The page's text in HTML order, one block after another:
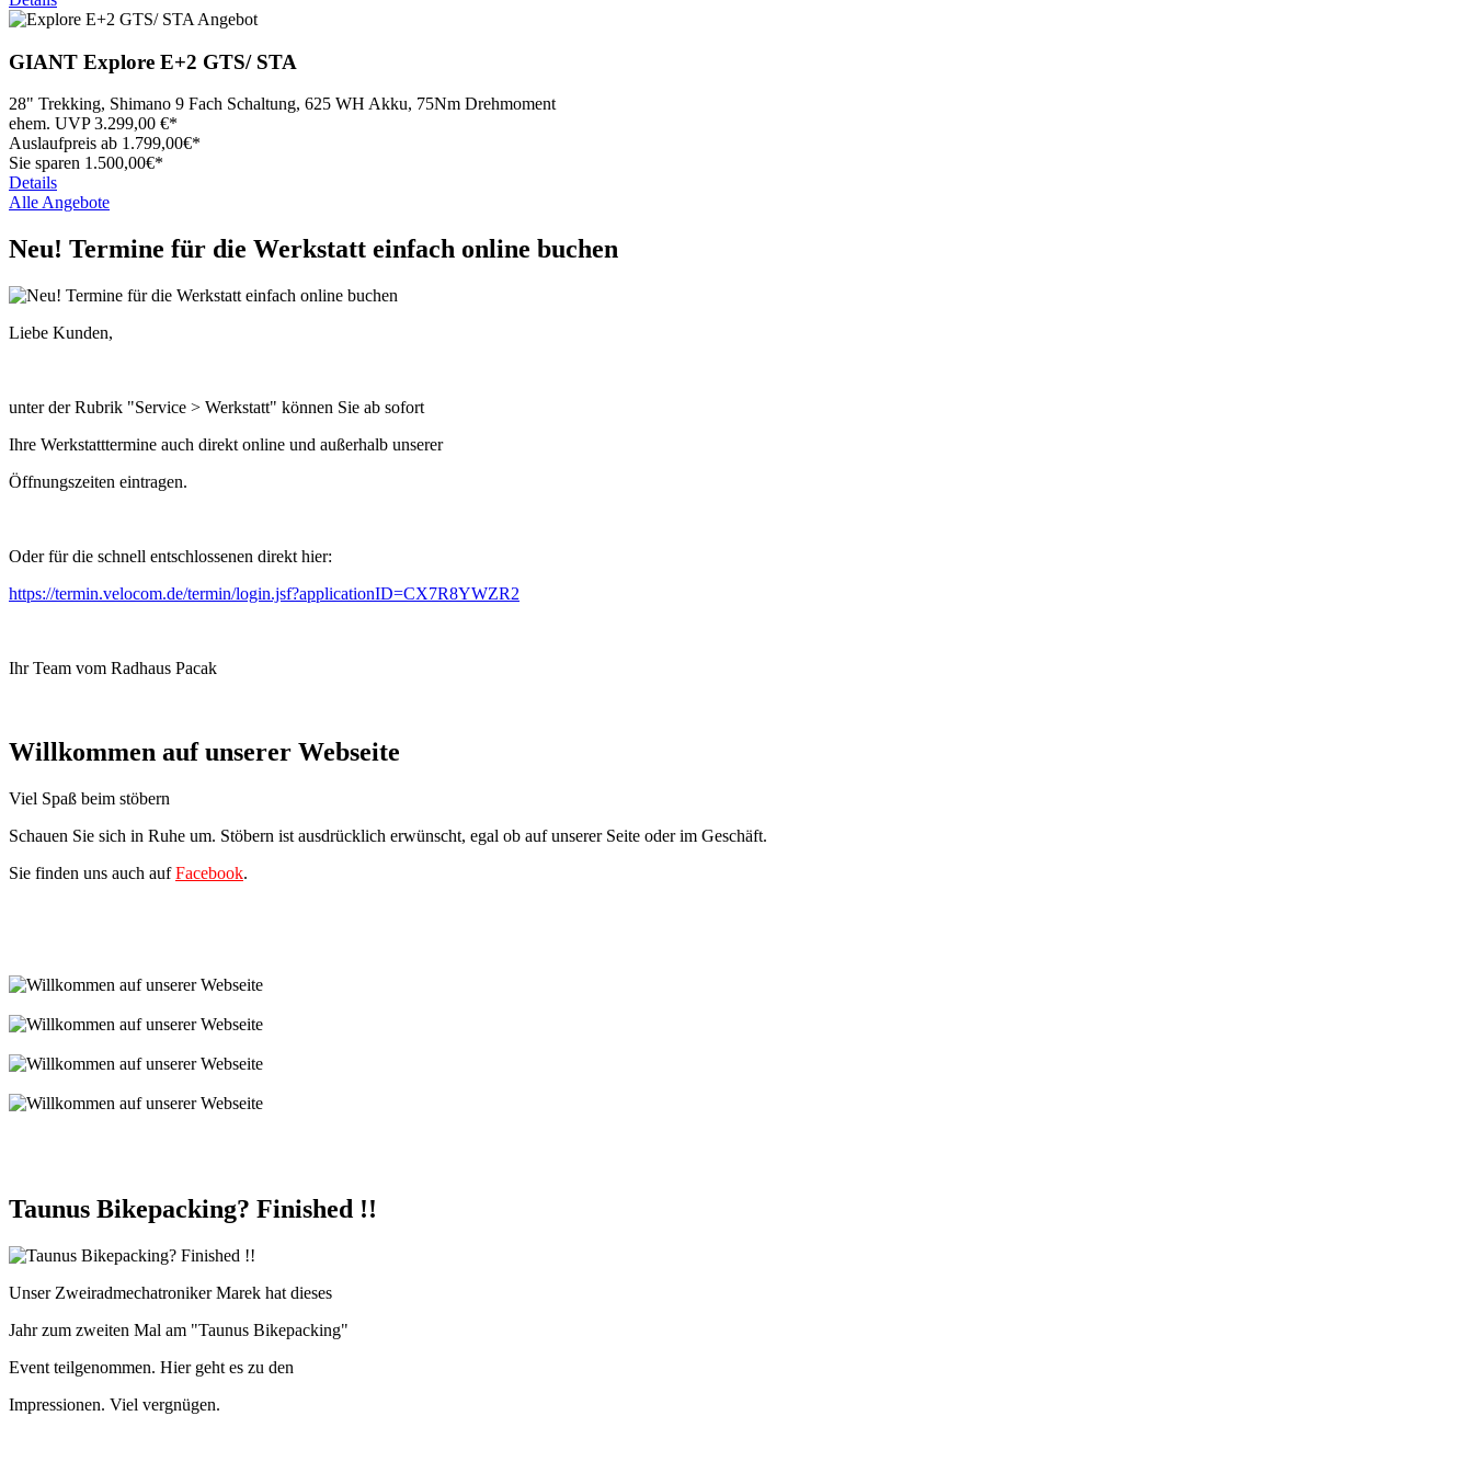
GIANT Explore E+2 GTS/ STA
28" Trekking, Shimano 9 Fach Schaltung, 625 WH Akku, 75Nm Drehmoment
ehem. UVP3.299,00 €*
Auslaufpreis ab 1.799,00€*
Sie sparen 1.500,00€*
Details
Alle Angebote
Neu! Termine für die Werkstatt einfach online buchen
Liebe Kunden,
unter der Rubrik "Service > Werkstatt" können Sie ab sofort
Ihre Werkstatttermine auch direkt online und außerhalb unserer
Öffnungszeiten eintragen.
Oder für die schnell entschlossenen direkt hier:
https://termin.velocom.de/termin/login.jsf?applicationID=CX7R8YWZR2
Ihr Team vom Radhaus Pacak
Willkommen auf unserer Webseite
Viel Spaß beim stöbern
Schauen Sie sich in Ruhe um. Stöbern ist ausdrücklich erwünscht, egal ob auf unserer Seite oder im Geschäft.
Sie finden uns auch aufFacebook.
Taunus Bikepacking? Finished !!
Unser Zweiradmechatroniker Marek hat dieses
Jahr zum zweiten Mal am "Taunus Bikepacking"
Event teilgenommen. Hier geht es zu den
Impressionen. Viel vergnügen.